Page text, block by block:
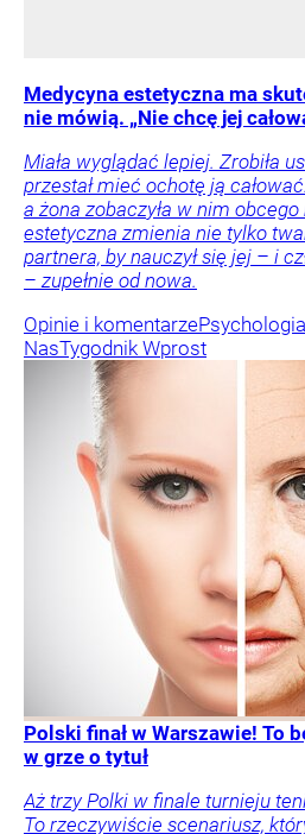
Medycyna estetyczna ma
nie mówią. „Nie chcę jej
Miała wyglądać lepiej. Zrobiła
przestał mieć ochotę ją
a żona zobaczyła w nim
estetyczna zmienia nie tylko
partnera, by nauczył się jej – i
– zupełnie od nowa.
Opinie i komentarzePsychologia
NasTygodnik Wprost
Polski finał w Warszawie! To
w grze o tytuł
Aż trzy Polki w finale turnieju
To rzeczywiście scenariusz,